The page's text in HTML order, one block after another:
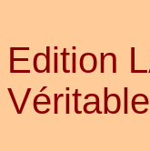
Edition